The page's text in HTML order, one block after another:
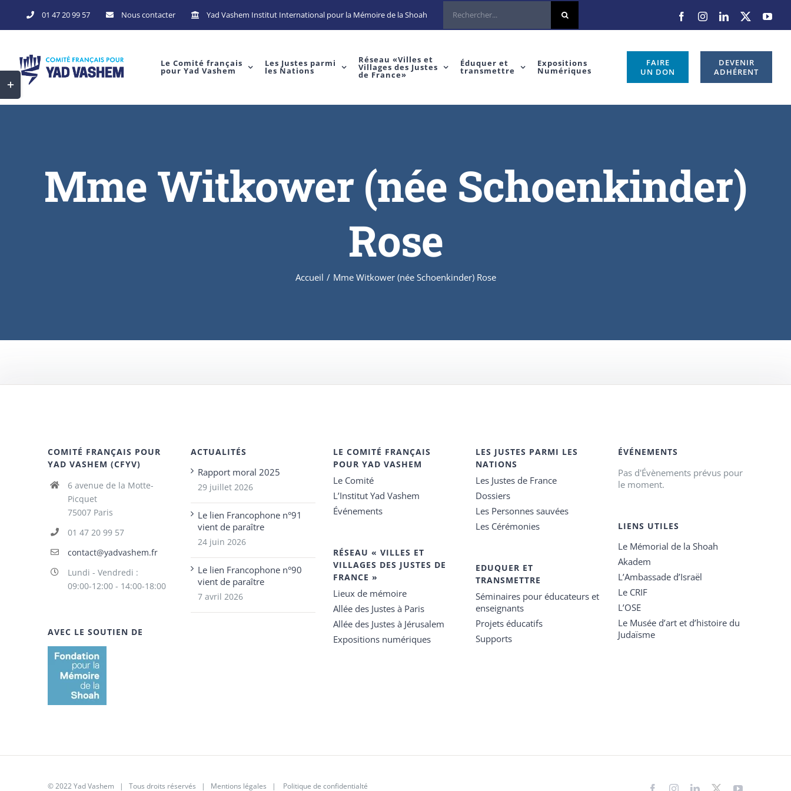
to
01 47 20 99 57 Nous contacter Yad Vashem Institut International pour la Mémoire de la Shoah Rechercher
FacebookInstagramLinkedIn
X
Le Comité français
pour Yad Vashem
Les Justes parmi
les Nations
Réseau «Villes et
Villages des Justes
de France»
Éduquer et
transmettre
Expositions
Numériques
FAIRE
UN DON
DEVENIR
ADHÉRENT
Mme Witkower (née Schoenkinder)
Rose
Accueil / Mme Witkower (née Schoenkinder) Rose
COMITÉ FRANÇAIS POUR
YAD VASHEM (CFYV)
6 avenue de la Motte-
Picquet
75007 Paris
01 47 20 99 57
contact@yadvashem.fr
Lundi - Vendredi :
09:00-12:00 - 14:00-18:00
AVEC LE SOUTIEN DE
ACTUALITÉS
Rapport moral 2025
29 juillet 2026
Le lien Francophone n°91
vient de paraître
24 juin 2026
Le lien Francophone n°90
vient de paraître
7 avril 2026
LE COMITÉ FRANÇAIS
POUR YAD VASHEM
Le Comité
L’Institut Yad Vashem
Événements
RÉSEAU « VILLES ET
VILLAGES DES JUSTES DE
FRANCE »
Lieux de mémoire
Allée des Justes à Paris
Allée des Justes à Jérusalem
Expositions numériques
LES JUSTES PARMI LES
NATIONS
Les Justes de France
Dossiers
Les Personnes sauvées
Les Cérémonies
EDUQUER ET
TRANSMETTRE
Séminaires pour éducateurs et
enseignants
Projets éducatifs
Supports
ÉVÉNEMENTS
Pas d'Évènements prévus pour
le moment.
LIENS UTILES
Le Mémorial de la Shoah
Akadem
L’Ambassade d’Israël
Le CRIF
L’OSE
Le Musée d’art et d’histoire du
Judaïsme
© 2022 Yad Vashem | Tous droits réservés | Mentions légales | Politique de confidentialté FacebookInstagramLinkedIn
X YouTube
Toggle
Sliding